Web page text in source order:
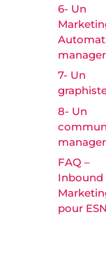
6- Un
manager
7- Un
8- Un
manager
FAQ –
Inbound
pour ESN